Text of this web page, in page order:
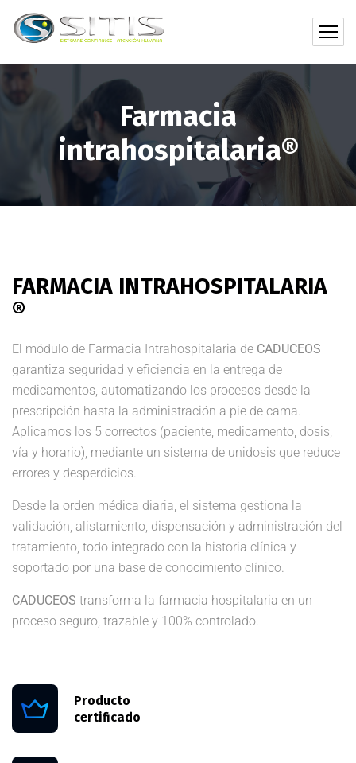
Farmacia
intrahospitalaria®
FARMACIA INTRAHOSPITALARIA
®
El módulo de Farmacia Intrahospitalaria de CADUCEOS
garantiza seguridad y eficiencia en la entrega de
medicamentos, automatizando los procesos desde la
prescripción hasta la administración a pie de cama.
Aplicamos los 5 correctos (paciente, medicamento, dosis,
vía y horario), mediante un sistema de unidosis que reduce
errores y desperdicios.
Desde la orden médica diaria, el sistema gestiona la
validación, alistamiento, dispensación y administración del
tratamiento, todo integrado con la historia clínica y
soportado por una base de conocimiento clínico.
CADUCEOS transforma la farmacia hospitalaria en un
proceso seguro, trazable y 100% controlado.
Producto
certificado